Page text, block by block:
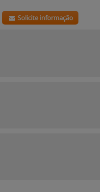
Solicite informação